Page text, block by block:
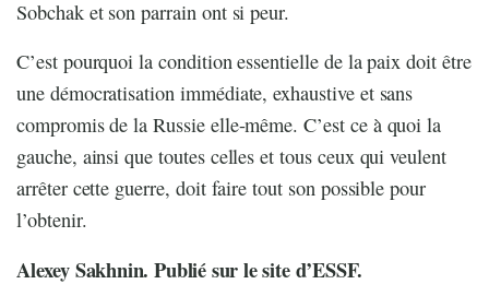
Sobchak et son parrain ont si peur.
C’est pourquoi la condition essentielle de la paix doit être
une démocratisation immédiate, exhaustive et sans
compromis de la Russie elle-même. C’est ce à quoi la
gauche, ainsi que toutes celles et tous ceux qui veulent
arrêter cette guerre, doit faire tout son possible pour
l’obtenir.
Alexey Sakhnin. Publié sur le site d’ESSF.